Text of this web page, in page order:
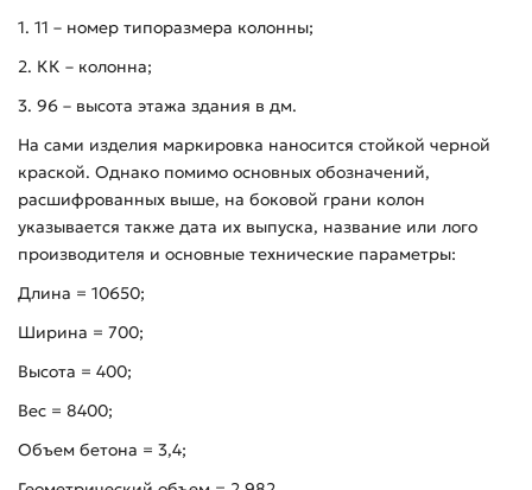
1. 11 – номер типоразмера колонны;
2. КК – колонна;
3. 96 – высота этажа здания в дм.
На сами изделия маркировка наносится стойкой черной
краской. Однако помимо основных обозначений,
расшифрованных выше, на боковой грани колон
указывается также дата их выпуска, название или лого
производителя и основные технические параметры:
Длина = 10650;
Ширина = 700;
Высота = 400;
Вес = 8400;
Объем бетона = 3,4;